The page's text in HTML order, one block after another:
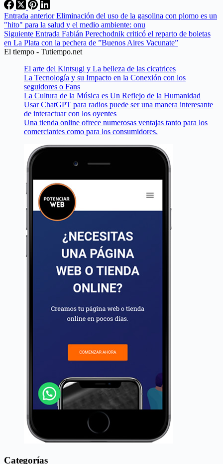
Entrada anteriorEliminación del uso de la gasolina con plomo es un
"hito" para la salud y el medio ambiente: onu
Siguiente Entrada Fabián Perechodnik criticó el reparto de boletas
en La Plata con la pechera de ”Buenos Aires Vacunate”
El tiempo - Tutiempo.net
El arte del Kintsugi y La belleza de las cicatrices
La Tecnología y su Impacto en la Conexión con los
seguidores o Fans
La Cultura de la Música es Un Reflejo de la Humanidad
Usar ChatGPT para radios puede ser una manera interesante
de interactuar con los oyentes
Una tienda online ofrece numerosas ventajas tanto para los
comerciantes como para los consumidores.
Categorías